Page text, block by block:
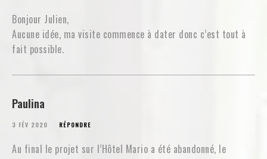
Bonjour Julien,
Aucune idée, ma visite commence à dater donc c’est tout à
fait possible.
Paulina
3 FÉV 2020 RÉPONDRE
Au final le projet sur l’Hôtel Mario a été abandonné, le